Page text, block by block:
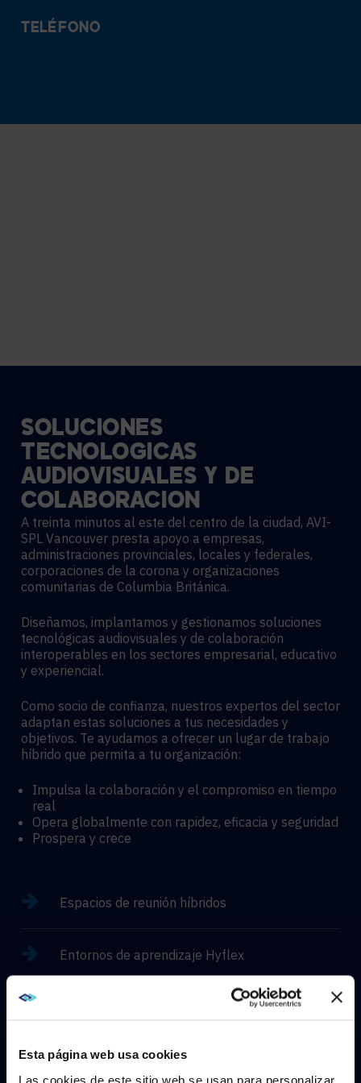
Esta página web usa cookies
Las cookies de este sitio web se usan para personalizar
TELÉFONO
SOLUCIONES
TECNOLÓGICAS
AUDIOVISUALES Y DE
COLABORACIÓN
A treinta minutos al este del centro de la ciudad, AVI-
SPL Vancouver presta apoyo a empresas,
administraciones provinciales, locales y federales,
corporaciones de la corona y organizaciones
comunitarias de Columbia Británica.
Diseñamos, implantamos y gestionamos soluciones
tecnológicas audiovisuales y de colaboración
interoperables en los sectores empresarial, educativo
y experiencial.
Como socio de confianza, nuestros expertos del sector
adaptan estas soluciones a tus necesidades y
objetivos. Te ayudamos a ofrecer un lugar de trabajo
híbrido que permita a tu organización:
Impulsa la colaboración y el compromiso en tiempo
real
Opera globalmente con rapidez, eficacia y seguridad
Prospera y crece
Espacios de reunión híbridos
Entornos de aprendizaje Hyflex